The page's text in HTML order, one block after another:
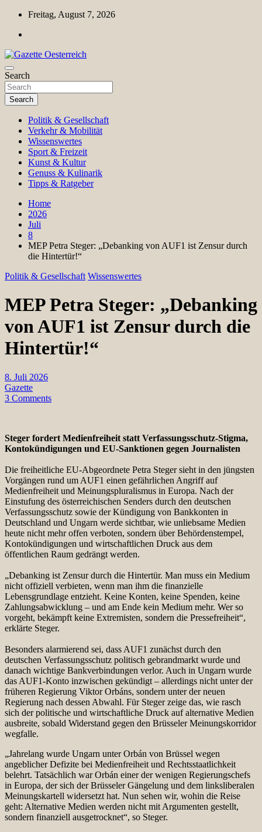
Skip
content
Freitag, August 7, 2026
Gazette Oesterreich
Magazin für Freizeit, Politik, Kultur & Wissenschaft
Search
Search
Politik & Gesellschaft
Verkehr & Mobilität
Wissenswertes
Sport & Freizeit
Kunst & Kultur
Genuss & Kulinarik
Tipps & Ratgeber
Home
2026
Juli
8
MEP Petra Steger: „Debanking von AUF1 ist Zensur durch
die Hintertür!“
Politik & Gesellschaft Wissenswertes
MEP Petra Steger: „Debanking
von AUF1 ist Zensur durch die
Hintertür!“
8. Juli 2026
Gazette
3 Comments
Steger fordert Medienfreiheit statt Verfassungsschutz-Stigma,
Kontokündigungen und EU-Sanktionen gegen Journalisten
Die freiheitliche EU-Abgeordnete Petra Steger sieht in den jüngsten
Vorgängen rund um AUF1 einen gefährlichen Angriff auf
Medienfreiheit und Meinungspluralismus in Europa. Nach der
Einstufung des österreichischen Senders durch den deutschen
Verfassungsschutz sowie der Kündigung von Bankkonten in
Deutschland und Ungarn werde sichtbar, wie unliebsame Medien
heute nicht mehr offen verboten, sondern über Behördenstempel,
Kontokündigungen und wirtschaftlichen Druck aus dem
öffentlichen Raum gedrängt werden.
„Debanking ist Zensur durch die Hintertür. Man muss ein Medium
nicht offiziell verbieten, wenn man ihm die finanzielle
Lebensgrundlage entzieht. Keine Konten, keine Spenden, keine
Zahlungsabwicklung – und am Ende kein Medium mehr. Wer so
vorgeht, bekämpft keine Extremisten, sondern die Pressefreiheit“,
erklärte Steger.
Besonders alarmierend sei, dass AUF1 zunächst durch den
deutschen Verfassungsschutz politisch gebrandmarkt wurde und
danach wichtige Bankverbindungen verlor. Auch in Ungarn wurde
das AUF1-Konto inzwischen gekündigt – allerdings nicht unter der
früheren Regierung Viktor Orbáns, sondern unter der neuen
Regierung nach dessen Abwahl. Für Steger zeige das, wie rasch
sich der politische und wirtschaftliche Druck auf alternative Medien
ausbreite, sobald Widerstand gegen den Brüsseler Meinungskorridor
wegfalle.
„Jahrelang wurde Ungarn unter Orbán von Brüssel wegen
angeblicher Defizite bei Medienfreiheit und Rechtsstaatlichkeit
belehrt. Tatsächlich war Orbán einer der wenigen Regierungschefs
in Europa, der sich der Brüsseler Gängelung und dem linksliberalen
Meinungskartell widersetzt hat. Nun sehen wir, wohin die Reise
geht: Alternative Medien werden nicht mit Argumenten gestellt,
sondern finanziell ausgetrocknet“, so Steger.